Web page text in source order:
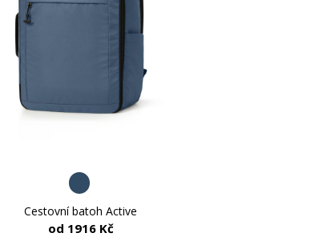
Cestovní batoh Active
od 1916 Kč